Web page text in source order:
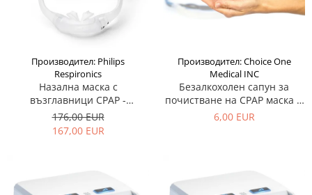
Производител: Philips
Respironics
Назална маска с
възглавници CPAP -
DreamWear Silicon
176,00 EUR
167,00 EUR
Производител: Choice One
Medical INC
Безалкохолен сапун за
почистване на CPAP маска и
маркуч - Citrus
6,00 EUR